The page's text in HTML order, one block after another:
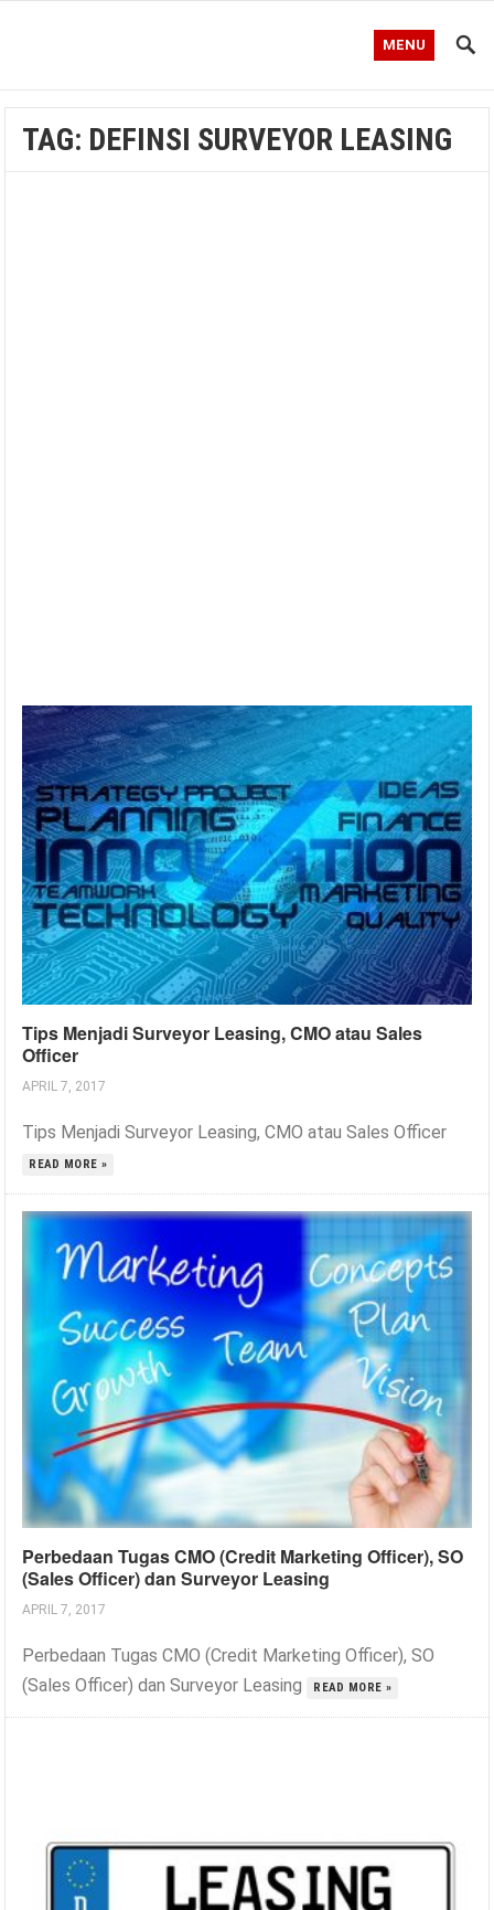
MENU
TAG: DEFINSI SURVEYOR LEASING
Tips Menjadi Surveyor Leasing, CMO atau Sales
Officer
APRIL 7, 2017
Tips Menjadi Surveyor Leasing, CMO atau Sales Officer
READ MORE »
Perbedaan Tugas CMO (Credit Marketing Officer), SO
(Sales Officer) dan Surveyor Leasing
APRIL 7, 2017
Perbedaan Tugas CMO (Credit Marketing Officer), SO
(Sales Officer) dan Surveyor Leasing
READ MORE »